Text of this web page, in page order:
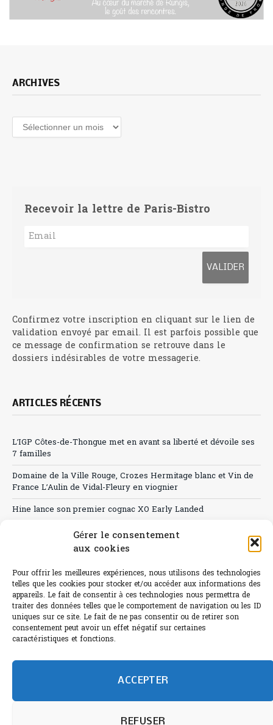
Gérer le consentement
aux cookies
Pour offrir les meilleures expériences, nous utilisons des technologies
telles que les cookies pour stocker et/ou accéder aux informations des
appareils. Le fait de consentir à ces technologies nous permettra de
traiter des données telles que le comportement de navigation ou les ID
uniques sur ce site. Le fait de ne pas consentir ou de retirer son
consentement peut avoir un effet négatif sur certaines
caractéristiques et fonctions.
ACCEPTER
REFUSER
ARCHIVES
Archives
Recevoir la lettre de Paris-Bistro
Confirmez votre inscription en cliquant sur le lien de
validation envoyé par email. Il est parfois possible que
ce message de confirmation se retrouve dans le
dossiers indésirables de votre messagerie.
ARTICLES RÉCENTS
L’IGP Côtes-de-Thongue met en avant sa liberté et dévoile ses
7 familles
Domaine de la Ville Rouge, Crozes Hermitage blanc et Vin de
France L’Aulin de Vidal-Fleury en viognier
Hine lance son premier cognac XO Early Landed
Canicule : A quand le CHR à « l’heure espagnole » ?
Sélection de rosés 2026
L'abus d'alcool est dangereux pour la santé.
humain et 0% IA de Paris Bistro Editions - SARL de Presse -
Informations légales etRGPD
Annoncer sur Paris-bistro